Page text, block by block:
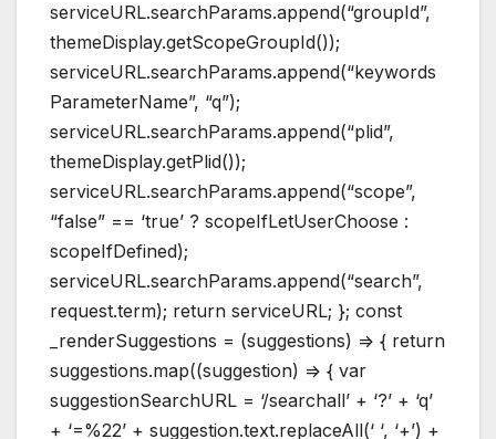
serviceURL.searchParams.append(“groupId”,
themeDisplay.getScopeGroupId());
serviceURL.searchParams.append(“keywords
ParameterName”, “q”);
serviceURL.searchParams.append(“plid”,
themeDisplay.getPlid());
serviceURL.searchParams.append(“scope”,
“false” == ‘true’ ? scopeIfLetUserChoose :
scopeIfDefined);
serviceURL.searchParams.append(“search”,
request.term); return serviceURL; }; const
_renderSuggestions = (suggestions) => { return
suggestions.map((suggestion) => { var
suggestionSearchURL = ‘/searchall’ + ‘?’ + ‘q’
+ ‘=%22’ + suggestion.text.replaceAll(‘ ‘, ‘+’) +